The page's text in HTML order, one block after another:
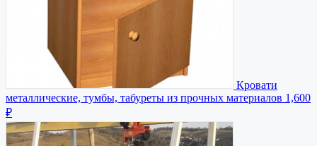
Кровати
металлические, тумбы, табуреты из прочных материалов 1,600
₽